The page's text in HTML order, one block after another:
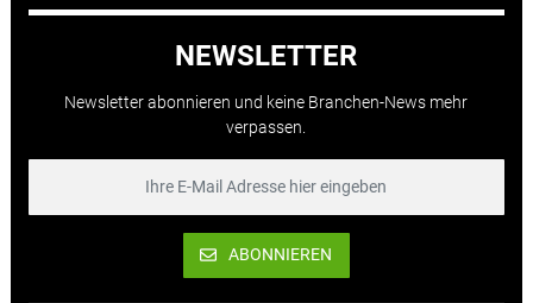
NEWSLETTER
Newsletter abonnieren und keine Branchen-News mehr
verpassen.
ABONNIEREN